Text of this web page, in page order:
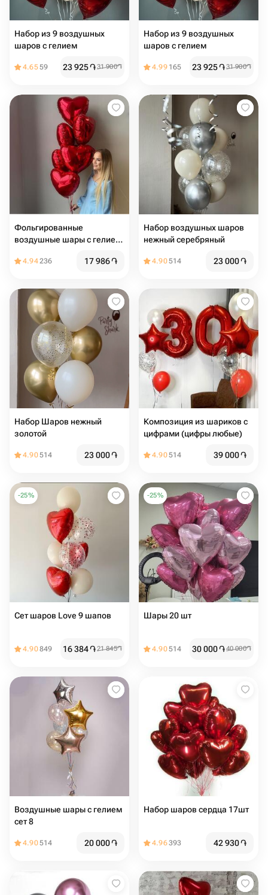
Набор из 9 воздушных
шаров с гелием
4.6559 23 925֏31 900֏
Набор из 9 воздушных
шаров с гелием
4.99 165 23 925֏31 900֏
Фольгированные
воздушные шары с гелием
4.94236 17 986֏
Набор воздушных шаров
нежный серебряный
4.90514 23 000֏
Набор Шаров нежный
золотой
4.90514 23 000֏
Композиция из шариков с
цифрами (цифры любые)
4.90514 39 000֏
-25%
Сет шаров Love 9 шапов
4.90849 16 384֏21 845֏
-25%
Шары 20 шт
4.90514 30 000֏40 000֏
Воздушные шары с гелием
сет 8
4.90514 20 000֏
Набор шаров сердца 17шт
4.96393 42 930֏